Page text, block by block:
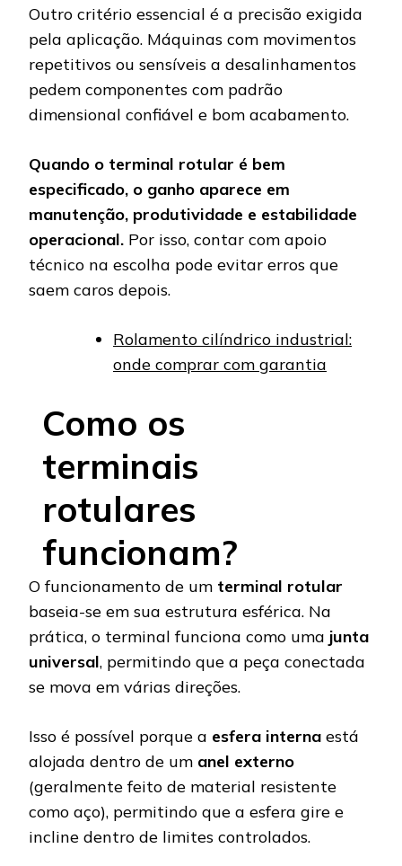
Outro critério essencial é a precisão exigida
pela aplicação. Máquinas com movimentos
repetitivos ou sensíveis a desalinhamentos
pedem componentes com padrão
dimensional confiável e bom acabamento.
Quando o terminal rotular é bem
especificado, o ganho aparece em
manutenção, produtividade e estabilidade
operacional. Por isso, contar com apoio
técnico na escolha pode evitar erros que
saem caros depois.
Rolamento cilíndrico industrial:
onde comprar com garantia
Como os
terminais
rotulares
funcionam?
O funcionamento de um terminal rotular
baseia-se em sua estrutura esférica. Na
prática, o terminal funciona como uma junta
universal, permitindo que a peça conectada
se mova em várias direções.
Isso é possível porque a esfera interna está
alojada dentro de um anel externo
(geralmente feito de material resistente
como aço), permitindo que a esfera gire e
incline dentro de limites controlados.